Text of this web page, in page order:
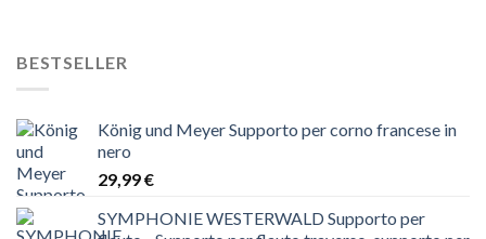
BESTSELLER
König und Meyer Supporto per corno francese in
nero
29,99€
SYMPHONIE WESTERWALD Supporto per